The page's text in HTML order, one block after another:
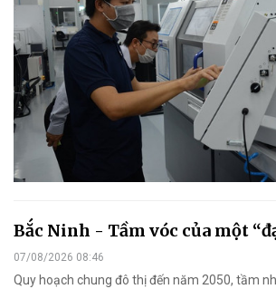
Bắc Ninh - Tầm vóc của một
07/08/2026 08:46
Quy hoạch chung đô thị đến năm 2050, tầm